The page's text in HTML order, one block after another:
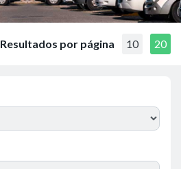
Resultados por página 10 20